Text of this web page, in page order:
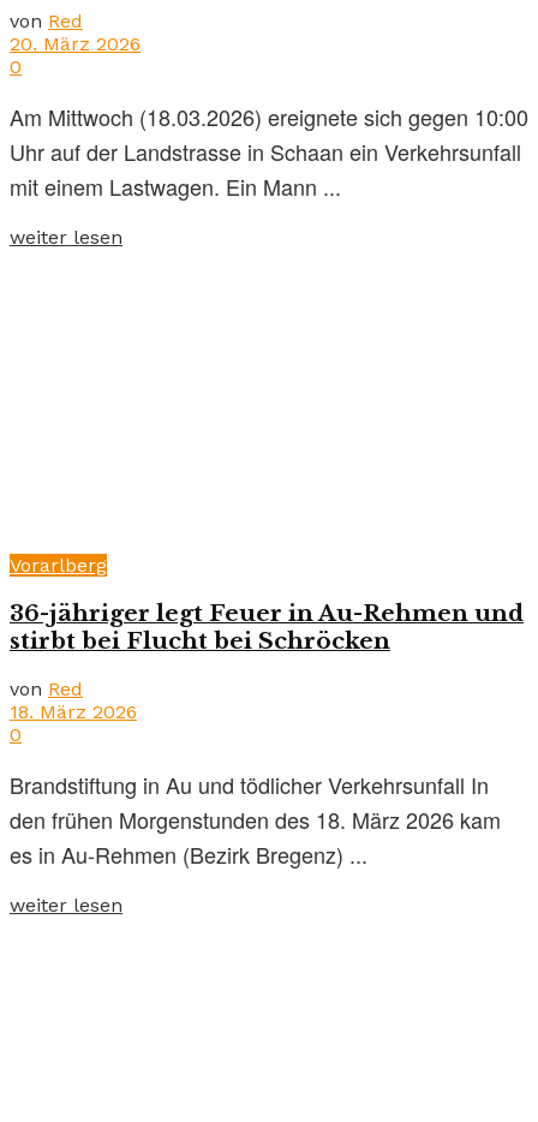
von Red
20. März 2026
0
Am Mittwoch (18.03.2026) ereignete sich gegen 10:00
Uhr auf der Landstrasse in Schaan ein Verkehrsunfall
mit einem Lastwagen. Ein Mann ...
weiter lesen
Vorarlberg
36-jähriger legt Feuer in Au-Rehmen und
stirbt bei Flucht bei Schröcken
von Red
18. März 2026
0
Brandstiftung in Au und tödlicher Verkehrsunfall In
den frühen Morgenstunden des 18. März 2026 kam
es in Au-Rehmen (Bezirk Bregenz) ...
weiter lesen